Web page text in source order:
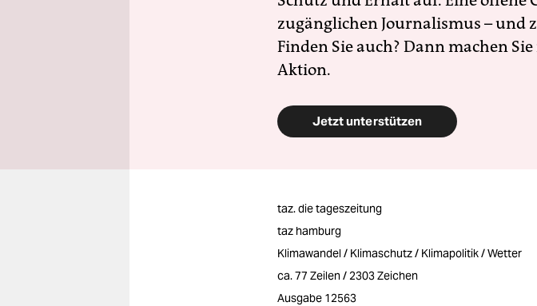
zugänglichen Journalismus – und
Finden Sie auch? Dann machen
Aktion.
Jetzt unterstützen
taz. die tageszeitung
taz hamburg
Klimawandel / Klimaschutz / Klimapolitik / Wetter
ca. 77 Zeilen / 2303 Zeichen
Ausgabe 12563